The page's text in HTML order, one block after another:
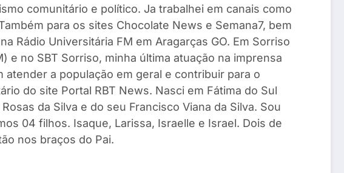
comunitário e político. Ja trabalhei em canais como
para os sites Chocolate News e Semana7, bem
Rádio Universitária FM em Aragarças GO. Em Sorriso
e no SBT Sorriso, minha última atuação na imprensa
a população em geral e contribuir para o
do site Portal RBT News. Nasci em Fátima do Sul
da Silva e do seu Francisco Viana da Silva. Sou
04 filhos. Isaque, Larissa, Israelle e Israel. Dois de
nos braços do Pai.